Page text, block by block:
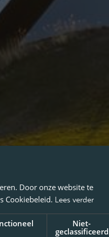
Door onze website te
Cookiebeleid. Lees verder
Niet-
geclassificeerd